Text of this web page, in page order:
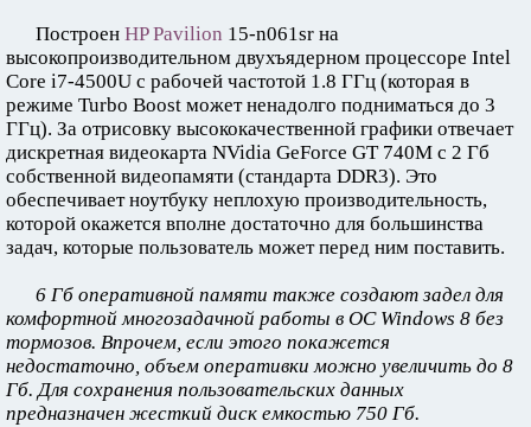
Построен HP Pavilion 15-n061sr на
высокопроизводительном двухъядерном процессоре Intel
Core i7-4500U с рабочей частотой 1.8 ГГц (которая в
режиме Turbo Boost может ненадолго подниматься до 3
ГГц). За отрисовку высококачественной графики отвечает
дискретная видеокарта NVidia GeForce GT 740M с 2 Гб
собственной видеопамяти (стандарта DDR3). Это
обеспечивает ноутбуку неплохую производительность,
которой окажется вполне достаточно для большинства
задач, которые пользователь может перед ним поставить.
6 Гб оперативной памяти также создают задел для
комфортной многозадачной работы в ОС Windows 8 без
тормозов. Впрочем, если этого покажется
недостаточно, объем оперативки можно увеличить до 8
Гб. Для сохранения пользовательских данных
предназначен жесткий диск емкостью 750 Гб.